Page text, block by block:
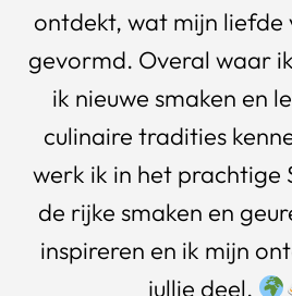
ontdekt, wat mijn
gevormd. Overal waar
ik nieuwe smaken en
culinaire tradities
werk ik in het prachtige
de rijke smaken en
inspireren en ik mijn
jullie deel.